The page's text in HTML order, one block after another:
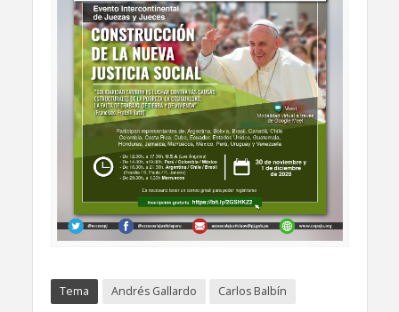
Tema Andrés Gallardo Carlos Balbín